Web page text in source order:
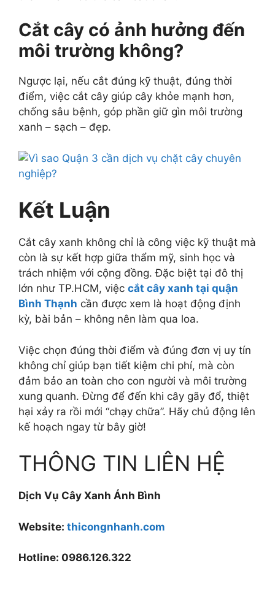
Cắt cây có ảnh hưởng đến
môi trường không?
Ngược lại, nếu cắt đúng kỹ thuật, đúng thời
điểm, việc cắt cây giúp cây khỏe mạnh hơn,
chống sâu bệnh, góp phần giữ gìn môi trường
xanh – sạch – đẹp.
Kết Luận
Cắt cây xanh không chỉ là công việc kỹ thuật mà
còn là sự kết hợp giữa thẩm mỹ, sinh học và
trách nhiệm với cộng đồng. Đặc biệt tại đô thị
lớn như TP.HCM, việc cắt cây xanh tại quận
Bình Thạnh cần được xem là hoạt động định
kỳ, bài bản – không nên làm qua loa.
Việc chọn đúng thời điểm và đúng đơn vị uy tín
không chỉ giúp bạn tiết kiệm chi phí, mà còn
đảm bảo an toàn cho con người và môi trường
xung quanh. Đừng để đến khi cây gãy đổ, thiệt
hại xảy ra rồi mới “chạy chữa”. Hãy chủ động lên
kế hoạch ngay từ bây giờ!
THÔNG TIN LIÊN HỆ
Dịch Vụ Cây Xanh Ánh Bình
Website: thicongnhanh.com
Hotline: 0986.126.322